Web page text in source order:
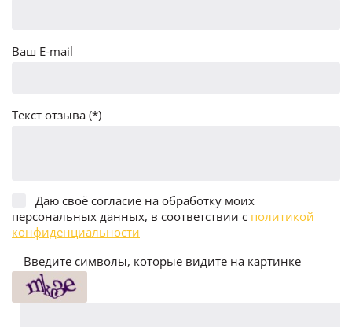
Ваш E-mail
Текст отзыва (*)
Даю своё согласие на обработку моих
персональных данных, в соответствии с политикой
конфиденциальности
Введите символы, которые видите на картинке